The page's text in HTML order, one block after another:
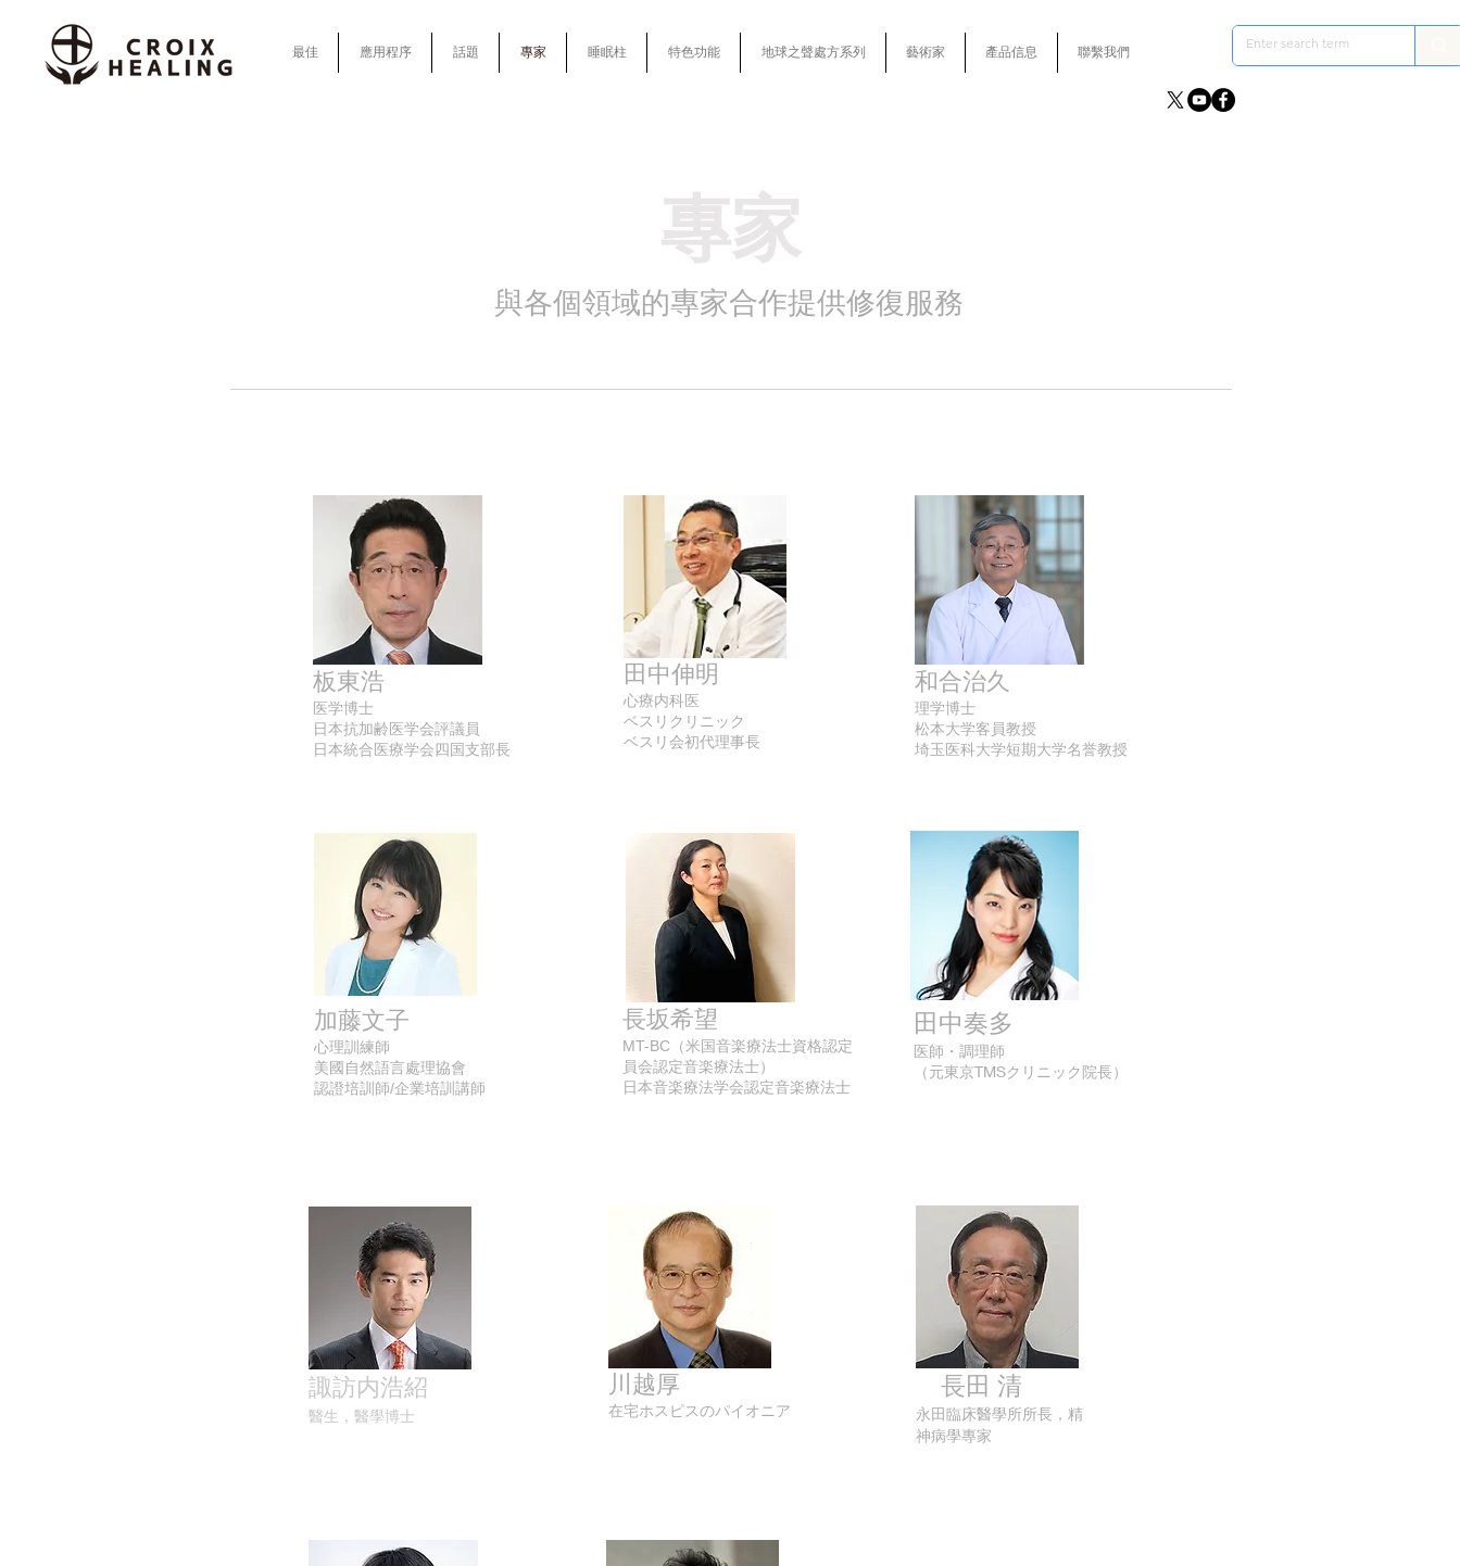
最佳 應用程序 話題 專家 睡眠柱 特色功能 地球之聲處方系列 藝術家 產品信息 聯繫我們
專家
與各個領域的專家合作提供修復服務
板東浩
医学博士
日本抗加齢医学会評議員
日本統合医療学会四国支部長
田中伸明
心療内科医
ベスリクリニック
ベスリ会初代理事長
加藤文子
心理訓練師
美國自然語言處理協會
認證培訓師/企業培訓講師
長坂希望
MT-BC（米国音楽療法士資格認定
員会認定音楽療法士）
日本音楽療法学会認定音楽療法士
和合治久
理学博士
松本大学客員教授
埼玉医科大学短期大学名誉教授
田中奏多
医師・調理師
（元東京TMSクリニック院長）
諏訪内浩紹
醫生，醫學博士
川越厚
在宅ホスピスのパイオニア
長田 清
永田臨床醫學所所長，精
神病學專家